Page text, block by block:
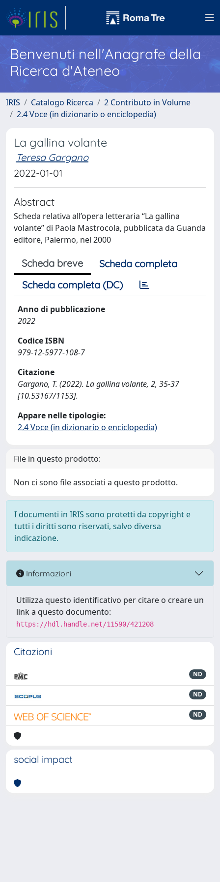
Benvenuti nell'Anagrafe della
Ricerca d'Ateneo
IRIS Catalogo Ricerca
2 Contributo in Volume
2.4 Voce (in dizionario o enciclopedia)
La gallina volante
Teresa Gargano
2022-01-01
Abstract
Scheda relativa all’opera letteraria “La gallina
volante” di Paola Mastrocola, pubblicata da Guanda
editore, Palermo, nel 2000
Scheda breve
Scheda completa
Scheda completa (DC)
Anno di pubblicazione
2022
Codice ISBN
979-12-5977-108-7
Citazione
Gargano, T. (2022). La gallina volante, 2, 35-37
[10.53167/1153].
Appare nelle tipologie:
2.4 Voce (in dizionario o enciclopedia)
File in questo prodotto:
Non ci sono file associati a questo prodotto.
I documenti in IRIS sono protetti da copyright e
tutti i diritti sono riservati, salvo diversa
indicazione.
Informazioni
Utilizza questo identificativo per citare o creare un
link a questo documento:
https://hdl.handle.net/11590/421208
Citazioni
ND
ND
ND
social impact